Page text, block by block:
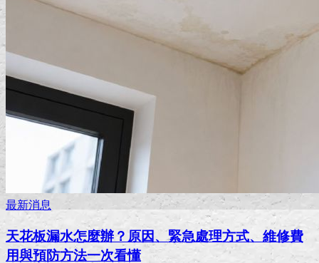
最新消息
天花板漏水怎麼辦？原因、緊急處理方式、維修費
用與預防方法一次看懂